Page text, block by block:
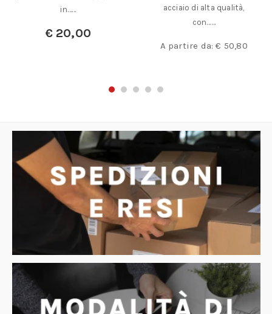
in……
€20,00
acciaio di alta qualità,
con……
A partire da:€ 50,80